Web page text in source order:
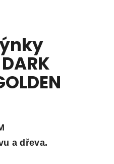
a dřeva.